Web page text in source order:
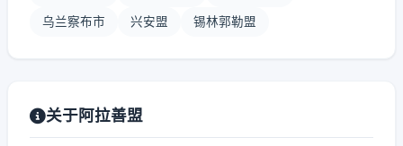
乌兰察布市 兴安盟 锡林郭勒盟
关于阿拉善盟